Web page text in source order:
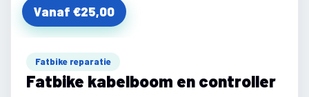
Vanaf €25,00
Fatbike reparatie
Fatbike kabelboom en controller